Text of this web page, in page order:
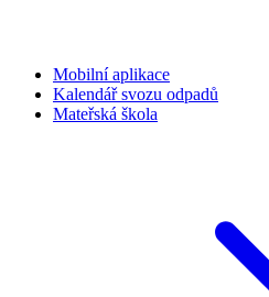
Mobilní aplikace
Kalendář svozu odpadů
Mateřská škola